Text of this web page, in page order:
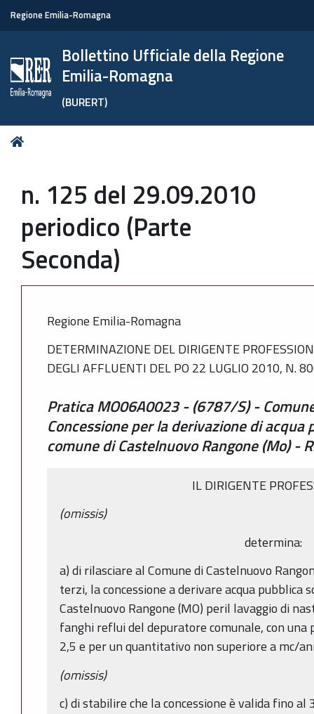
Regione Emilia-Romagna
Bollettino Ufficiale della Regione
Emilia-Romagna
(BURERT)
Tu
n. 125 del 29.09.2010
periodico (Parte
Seconda)
Regione Emilia-Romagna
DETERMINAZIONE DEL DIRIGENTE
DEGLI AFFLUENTI DEL PO 22 LUGLIO 2010, N.
Pratica MO06A0023 - (6787/S) -
Concessione per la derivazione di
comune di Castelnuovo Rangone (Mo) -
IL DIRIGENTE
(omissis)
determina:
a) di rilasciare al Comune di Castelnuovo
terzi, la concessione a derivare acqua pubblica
Castelnuovo Rangone (MO) peril lavaggio di
fanghi reflui del depuratore comunale, con
2,5 e per un quantitativo non superiore a mc/
(omissis)
c) di stabilire che la concessione è valida fino al